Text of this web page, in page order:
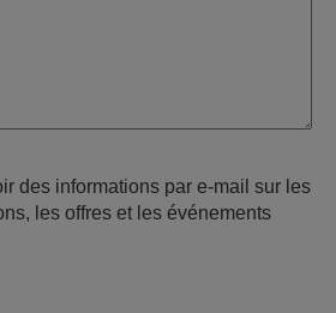
des informations par e-mail sur les
les offres et les événements